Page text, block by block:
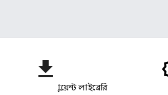
file_download
ক্লায়েন্ট লাইব্রেরি